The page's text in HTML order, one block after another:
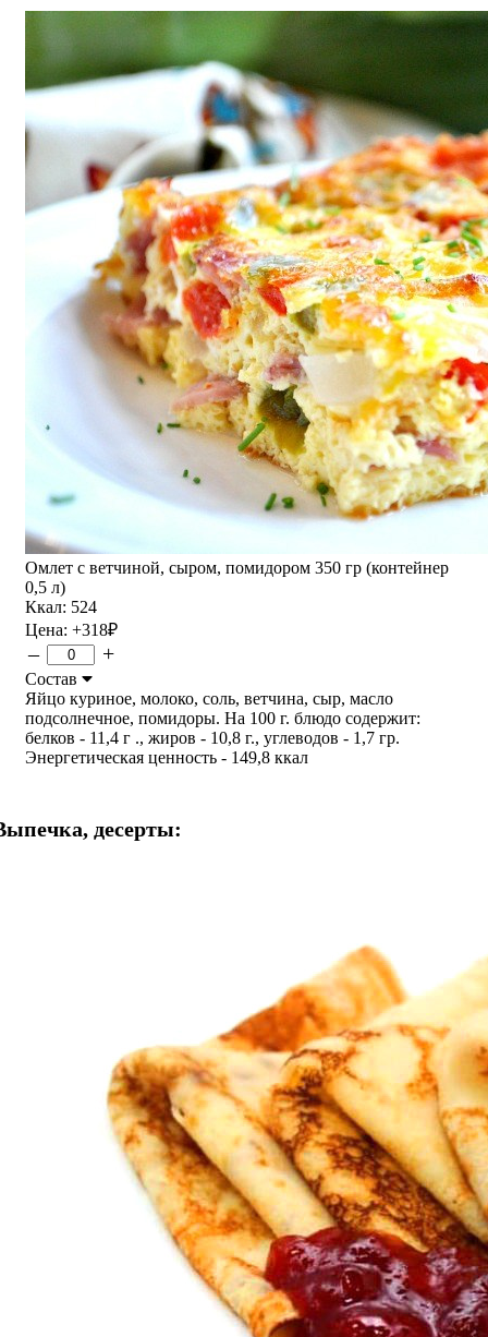
Омлет с ветчиной, сыром, помидором 350 гр (контейнер
0,5 л)
Ккал: 524
Цена: +318₽
– +
Состав
Яйцо куриное, молоко, соль, ветчина, сыр, масло
подсолнечное, помидоры. На 100 г. блюдо содержит:
белков - 11,4 г ., жиров - 10,8 г., углеводов - 1,7 гр.
Энергетическая ценность - 149,8 ккал
десерты: